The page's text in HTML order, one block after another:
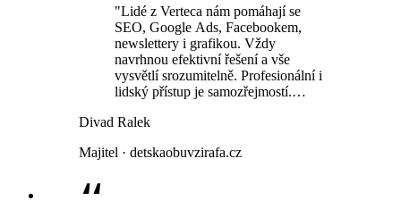
"Lidé z Verteca nám pomáhají se
SEO, Google Ads, Facebookem,
newslettery i grafikou. Vždy
navrhnou efektivní řešení a vše
vysvětlí srozumitelně. Profesionální i
lidský přístup je samozřejmostí.
vždy jsme byli velmi spokojeni."
Divad Ralek
Majitel · detskaobuvzirafa.cz